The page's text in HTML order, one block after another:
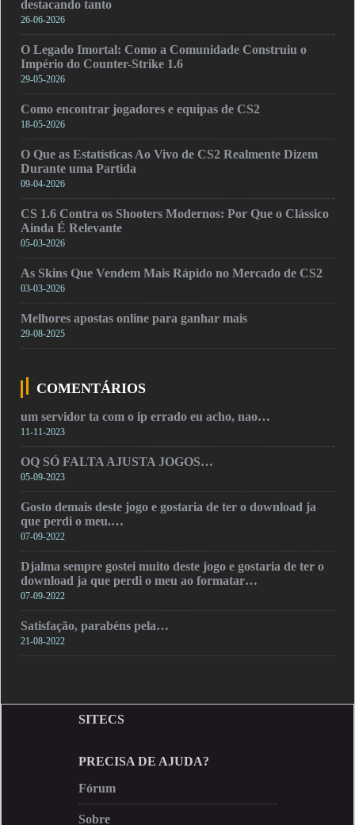
destacando tanto
26-06-2026
O Legado Imortal: Como a Comunidade Construiu o
Império do Counter-Strike 1.6
29-05-2026
Como encontrar jogadores e equipas de CS2
18-05-2026
O Que as Estatísticas Ao Vivo de CS2 Realmente Dizem
Durante uma Partida
09-04-2026
CS 1.6 Contra os Shooters Modernos: Por Que o Clássico
Ainda É Relevante
05-03-2026
As Skins Que Vendem Mais Rápido no Mercado de CS2
03-03-2026
Melhores apostas online para ganhar mais
29-08-2025
COMENTÁRIOS
um servidor ta com o ip errado eu acho, nao…
11-11-2023
OQ SÓ FALTA AJUSTA JOGOS…
05-09-2023
Gosto demais deste jogo e gostaria de ter o download ja
que perdi o meu.…
07-09-2022
Djalma sempre gostei muito deste jogo e gostaria de ter o
download ja que perdi o meu ao formatar…
07-09-2022
Satisfação, parabéns pela…
21-08-2022
SITECS
PRECISA DE AJUDA?
Fórum
Sobre